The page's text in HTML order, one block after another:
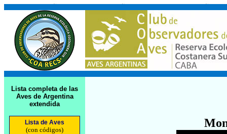
Lista completa de las
Aves de Argentina
extendida
Lista de Aves
(con códigos)